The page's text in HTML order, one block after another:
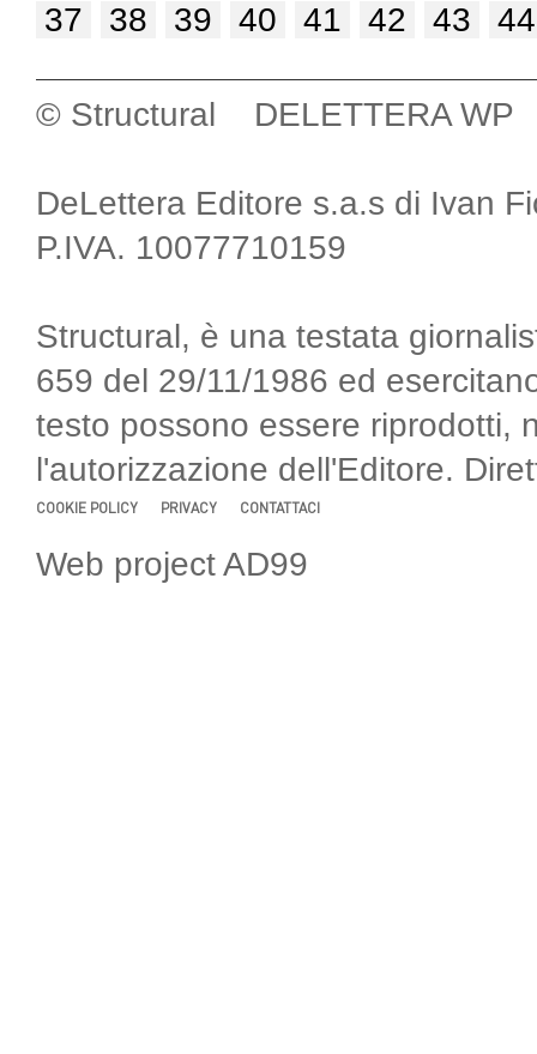
37
38 39 40 41 42 43 44
© Structural DELETTERA WP
DeLettera Editore s.a.s di Ivan
P.IVA. 10077710159
Structural, è una testata
659 del 29/11/1986 ed
testo possono essere riprodotti,
l'autorizzazione dell'Editore.
COOKIE POLICY PRIVACY CONTATTACI
Web project AD99